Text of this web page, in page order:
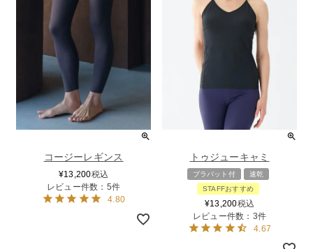
コージーレギンス
¥13,200税込
レビュー件数：5件
4.80
トゥジューキャミ
ブラパット付
速乾
STAFFおすすめ
¥13,200税込
レビュー件数：3件
4.67